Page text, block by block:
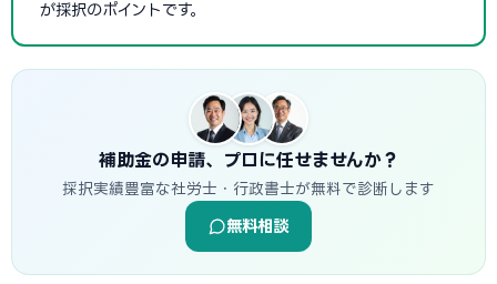
が採択のポイントです。
補助金の申請、プロに任せませんか？
採択実績豊富な社労士・行政書士が無料で診断します
無料相談